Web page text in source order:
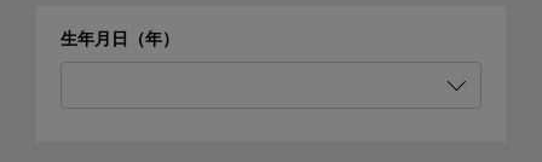
生年月日（年）